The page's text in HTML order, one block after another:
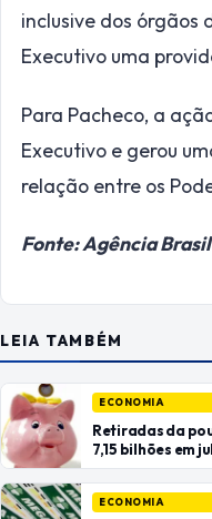
inclusive dos órgãos
Executivo uma
Para Pacheco, a
Executivo e gerou
relação entre os
Fonte: Agência Brasil
LEIA TAMBÉM
ECONOMIA
Retiradas da
7,15 bilhões em
ECONOMIA